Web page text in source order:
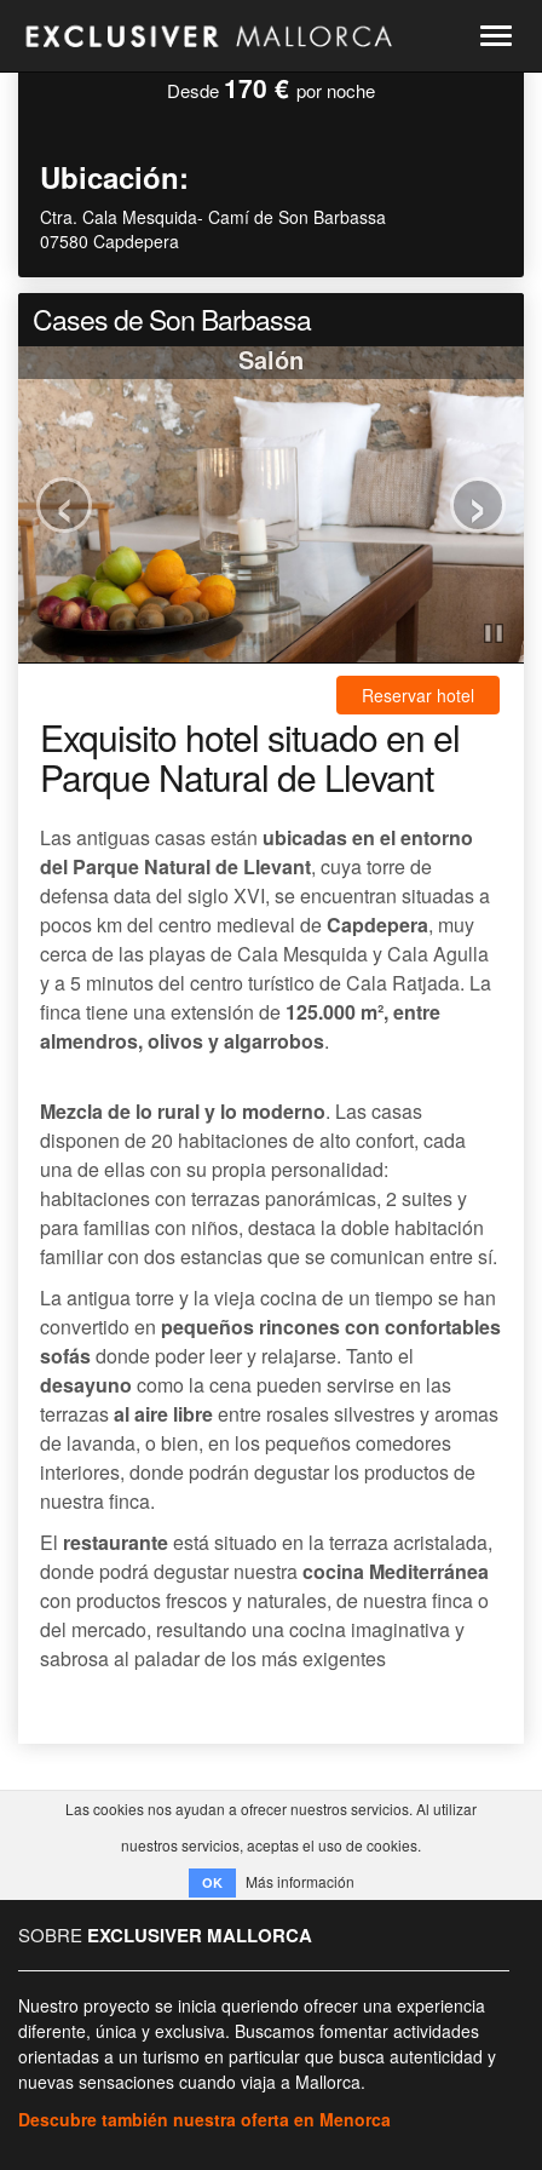
Desde 170 € por noche
Ubicación:
Ctra. Cala Mesquida- Camí de Son Barbassa
07580 Capdepera
Cases de Son Barbassa
Salón
‹ ›
Exquisito hotel situado en el
Parque Natural de Llevant
Reservar hotel
Las antiguas casas están ubicadas en el entorno
del Parque Natural de Llevant, cuya torre de
defensa data del siglo XVI, se encuentran situadas a
pocos km del centro medieval deCapdepera, muy
cerca de las playas de Cala Mesquida y Cala Agulla
y a 5 minutos del centro turístico de Cala Ratjada. La
finca tiene una extensión de 125.000 m², entre
almendros, olivos y algarrobos.
Mezcla de lo rural y lo moderno. Las casas
disponen de 20 habitaciones de alto confort, cada
una de ellas con su propia personalidad:
habitaciones con terrazas panorámicas, 2 suites y
para familias con niños, destaca la doble habitación
familiar con dos estancias que se comunican entre sí.
La antigua torre y la vieja cocina de un tiempo se han
convertido en pequeños rincones con confortables
sofásdonde poder leer y relajarse. Tanto el
desayuno como la cena pueden servirse en las
terrazasal aire libreentre rosales silvestres y aromas
de lavanda, o bien, en los pequeños comedores
interiores, donde podrán degustar los productos de
nuestra finca.
El restauranteestá situado en la terraza acristalada,
donde podrá degustar nuestracocina Mediterránea
con productos frescos y naturales, de nuestra finca o
del mercado, resultando una cocina imaginativa y
sabrosa al paladar de los más exigentes
Las cookies nos ayudan a ofrecer nuestros servicios. Al utilizar
nuestros servicios, aceptas el uso de cookies.
OK Más información
SOBRE EXCLUSIVER MALLORCA
Nuestro proyecto se inicia queriendo ofrecer una experiencia
diferente, única y exclusiva. Buscamos fomentar actividades
orientadas a un turismo en particular que busca autenticidad y
nuevas sensaciones cuando viaja a Mallorca.
Descubre también nuestra oferta en Menorca